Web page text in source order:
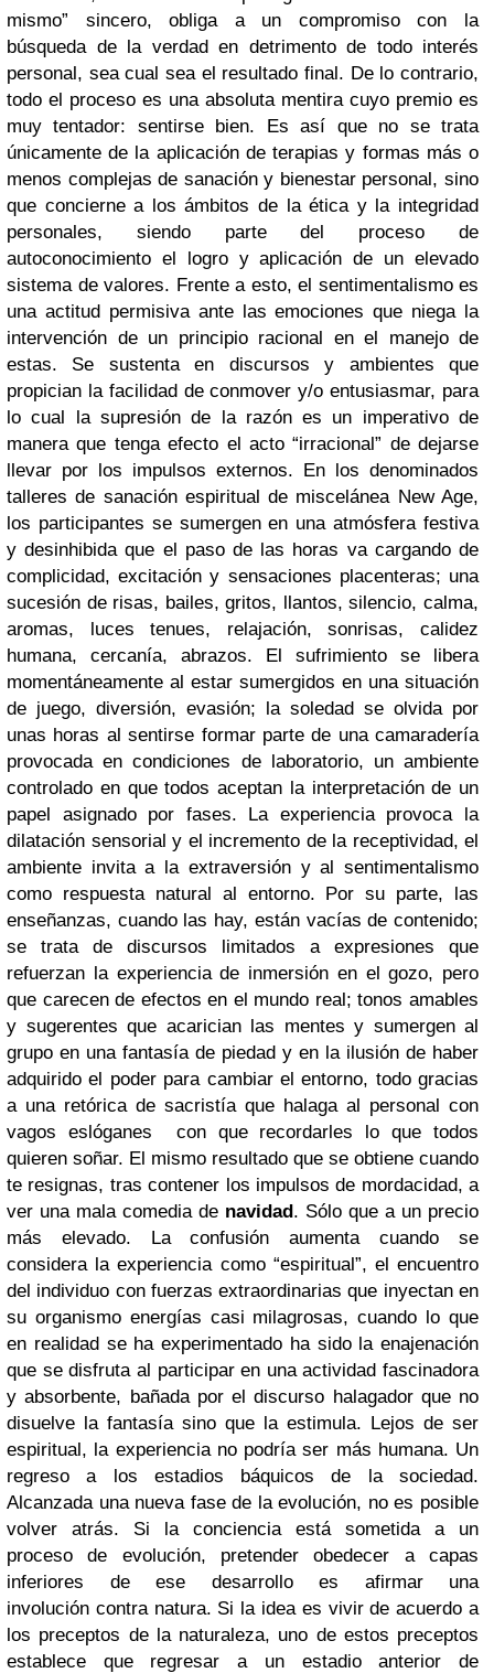
mismo” sincero, obliga a un compromiso con la
búsqueda de la verdad en detrimento de todo interés
personal, sea cual sea el resultado final. De lo contrario,
todo el proceso es una absoluta mentira cuyo premio es
muy tentador: sentirse bien. Es así que no se trata
únicamente de la aplicación de terapias y formas más o
menos complejas de sanación y bienestar personal, sino
que concierne a los ámbitos de la ética y la integridad
personales, siendo parte del proceso de
autoconocimiento el logro y aplicación de un elevado
sistema de valores. Frente a esto, el sentimentalismo es
una actitud permisiva ante las emociones que niega la
intervención de un principio racional en el manejo de
estas. Se sustenta en discursos y ambientes que
propician la facilidad de conmover y/o entusiasmar, para
lo cual la supresión de la razón es un imperativo de
manera que tenga efecto el acto “irracional” de dejarse
llevar por los impulsos externos. En los denominados
talleres de sanación espiritual de miscelánea New Age,
los participantes se sumergen en una atmósfera festiva
y desinhibida que el paso de las horas va cargando de
complicidad, excitación y sensaciones placenteras; una
sucesión de risas, bailes, gritos, llantos, silencio, calma,
aromas, luces tenues, relajación, sonrisas, calidez
humana, cercanía, abrazos. El sufrimiento se libera
momentáneamente al estar sumergidos en una situación
de juego, diversión, evasión; la soledad se olvida por
unas horas al sentirse formar parte de una camaradería
provocada en condiciones de laboratorio, un ambiente
controlado en que todos aceptan la interpretación de un
papel asignado por fases. La experiencia provoca la
dilatación sensorial y el incremento de la receptividad, el
ambiente invita a la extraversión y al sentimentalismo
como respuesta natural al entorno. Por su parte, las
enseñanzas, cuando las hay, están vacías de contenido;
se trata de discursos limitados a expresiones que
refuerzan la experiencia de inmersión en el gozo, pero
que carecen de efectos en el mundo real; tonos amables
y sugerentes que acarician las mentes y sumergen al
grupo en una fantasía de piedad y en la ilusión de haber
adquirido el poder para cambiar el entorno, todo gracias
a una retórica de sacristía que halaga al personal con
vagos eslóganes con que recordarles lo que todos
quieren soñar. El mismo resultado que se obtiene cuando
te resignas, tras contener los impulsos de mordacidad, a
ver una mala comedia de navidad. Sólo que a un precio
más elevado. La confusión aumenta cuando se
considera la experiencia como “espiritual”, el encuentro
del individuo con fuerzas extraordinarias que inyectan en
su organismo energías casi milagrosas, cuando lo que
en realidad se ha experimentado ha sido la enajenación
que se disfruta al participar en una actividad fascinadora
y absorbente, bañada por el discurso halagador que no
disuelve la fantasía sino que la estimula. Lejos de ser
espiritual, la experiencia no podría ser más humana. Un
regreso a los estadios báquicos de la sociedad.
Alcanzada una nueva fase de la evolución, no es posible
volver atrás. Si la conciencia está sometida a un
proceso de evolución, pretender obedecer a capas
inferiores de ese desarrollo es afirmar una
involución contra natura. Si la idea es vivir de acuerdo a
los preceptos de la naturaleza, uno de estos preceptos
establece que regresar a un estadio anterior de